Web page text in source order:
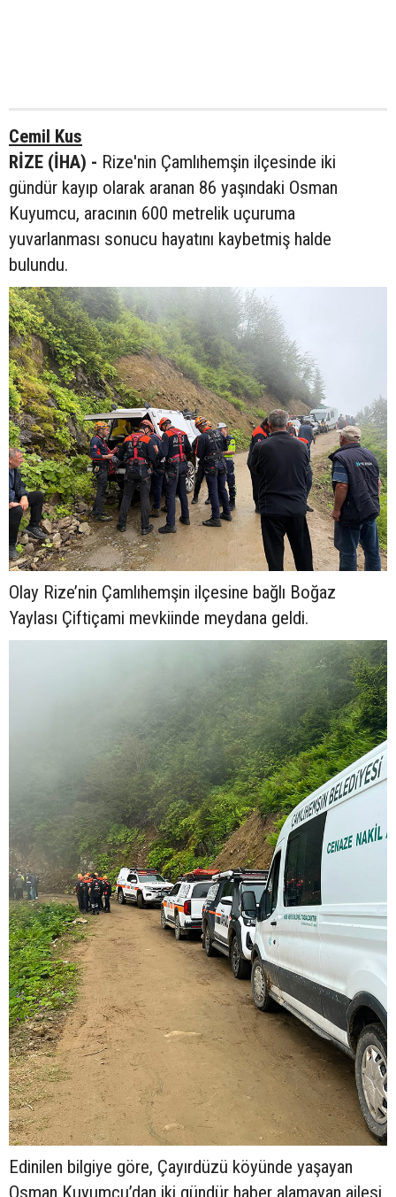
Cemil Kus
RİZE (İHA) - Rize'nin Çamlıhemşin ilçesinde iki
gündür kayıp olarak aranan 86 yaşındaki Osman
Kuyumcu, aracının 600 metrelik uçuruma
yuvarlanması sonucu hayatını kaybetmiş halde
bulundu.
Olay Rize’nin Çamlıhemşin ilçesine bağlı Boğaz
Yaylası Çiftiçami mevkiinde meydana geldi.
Edinilen bilgiye göre, Çayırdüzü köyünde yaşayan
Osman Kuyumcu’dan iki gündür haber alamayan ailesi